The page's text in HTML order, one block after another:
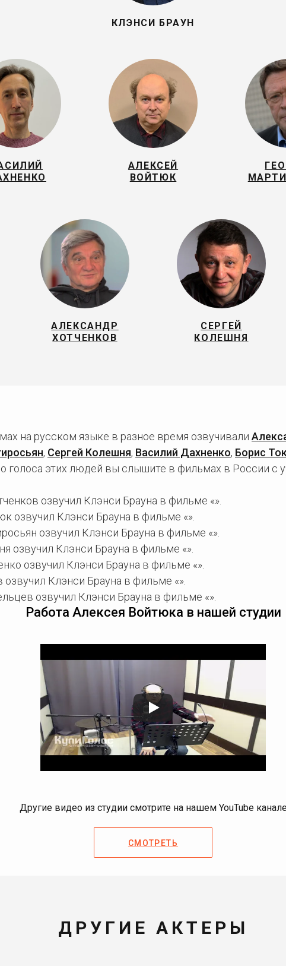
КЛЭНСИ БРАУН
АЛЕКСЕЙ
ВОЙТЮК
АЛЕКСАНДР
ХОТЧЕНКОВ
СЕРГЕЙ
КОЛЕШНЯ
на русском языке в разное время озвучивали
, Сергей Колешня, Василий Дахненко, Борис
голоса этих людей вы слышите в фильмах в России с
озвучил Клэнси Брауна в фильме «».
озвучил Клэнси Брауна в фильме «».
озвучил Клэнси Брауна в фильме «».
озвучил Клэнси Брауна в фильме «».
озвучил Клэнси Брауна в фильме «».
Клэнси Брауна в фильме «».
озвучил Клэнси Брауна в фильме «».
Работа Алексея Войтюка в нашей студии
Другие видео из студии смотрите на нашем YouTube
СМОТРЕТЬ
ДРУГИЕ АКТЕРЫ